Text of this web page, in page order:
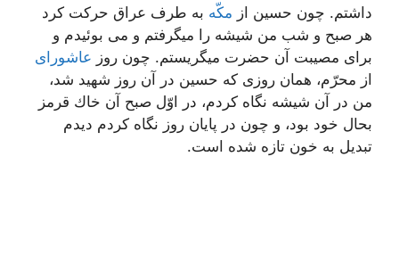
داشتم. چون حسین از مكّه به طرف عراق حركت كرد
هر صبح و شب من شیشه را میگرفتم و مى بوئیدم و
براى مصیبت آن حضرت میگریستم. چون روز عاشوراى
از محرّم، همان روزى كه حسین در آن روز شهید شد،
من در آن شیشه نگاه كردم، در اوّل صبح آن خاك قرمز
بحال خود بود، و چون در پایان روز نگاه كردم دیدم
تبدیل به خون تازه شده است.